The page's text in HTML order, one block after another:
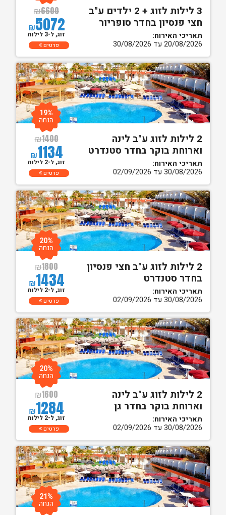
3 לילות לזוג + 2 ילדים ע"ב
חצי פנסיון בחדר סופריור
תאריכי האירוח:
20/08/2026 עד 30/08/2026
₪6600
₪5072
זוג, ל-3 לילות
פרטים
2 לילות לזוג ע"ב לינה
וארוחת בוקר בחדר סטנדרט
תאריכי האירוח:
30/08/2026 עד 02/09/2026
₪1400
₪1134
19%
הנחה
זוג, ל-2 לילות
פרטים
2 לילות לזוג ע"ב חצי פנסיון
בחדר סטנדרט
תאריכי האירוח:
30/08/2026 עד 02/09/2026
₪1800
₪1434
20%
הנחה
זוג, ל-2 לילות
פרטים
2 לילות לזוג ע"ב לינה
וארוחת בוקר בחדר גן
תאריכי האירוח:
30/08/2026 עד 02/09/2026
₪1600
₪1284
20%
הנחה
זוג, ל-2 לילות
פרטים
21%
הנחה